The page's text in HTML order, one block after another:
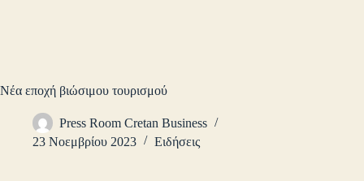
Νέα εποχή βιώσιμου τουρισμού
Press Room Cretan Business
23 Νοεμβρίου 2023
Ειδήσεις